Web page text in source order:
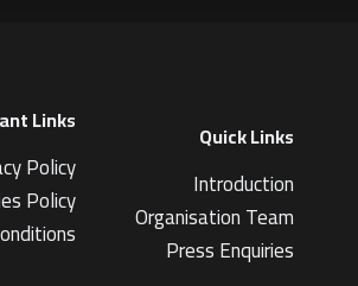
Quick Links
Introduction
Organisation Team
Press Enquiries
Links
Policy
Policy